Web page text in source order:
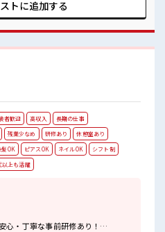
の雰囲気 明るすぎた
いあなたにもぴったり☆ ロッカー付き
目指せますよ！
トに追加する
者歓迎 高収入
長期の仕事
残業少なめ 研修あり
休憩室あり
髪OK ピアスOK ネイルOK
シフト制
以上も活躍
心・丁寧な事前研修あり！